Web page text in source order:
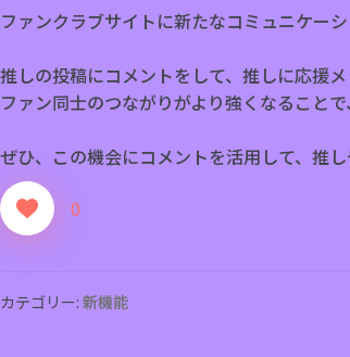
ファンクラブサイトに新たなコミュニケー
推しの投稿にコメントをして、推しに応援
ファン同士のつながりがより強くなること
ぜひ、この機会にコメントを活用して、推
0
カテゴリー: 新機能